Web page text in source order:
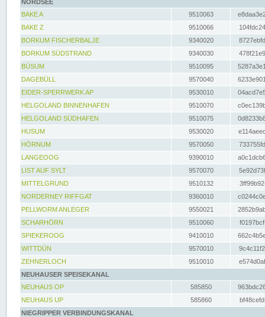
NORDSEE
BAKE A
9510063
BAKE Z
9510066
BORKUM FISCHERBALJE
9340020
BORKUM SÜDSTRAND
9340030
BÜSUM
9510095
DAGEBÜLL
9570040
EIDER-SPERRWERK AP
9530010
HELGOLAND BINNENHAFEN
9510070
HELGOLAND SÜDHAFEN
9510075
HUSUM
9530020
HÖRNUM
9570050
LANGEOOG
9390010
LIST AUF SYLT
9570070
MITTELGRUND
9510132
NORDERNEY RIFFGAT
9360010
PELLWORM ANLEGER
9550021
SCHARHÖRN
9510060
SPIEKEROOG
9410010
WITTDÜN
9570010
ZEHNERLOCH
9510010
NEUHAUSER SPEISEKANAL
NEUHAUS OP
585850
NEUHAUS UP
585860
NIEGRIPPER VERBINDUNGSKANAL